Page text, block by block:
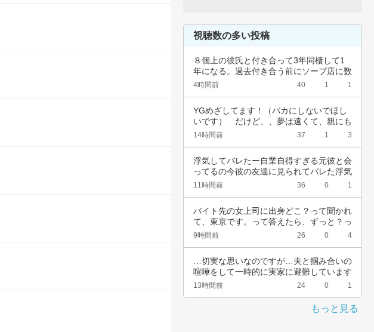
視聴数の多い投稿
８個上の彼氏と付き合って3年同棲して1
年になる。過去付き合う前にソープ店に数
回行って…
4時間前 40 1 1
YGめざしてます！（バカにしないでほし
いです）　だけど、、夢は遠くて、親にも
言えない…
14時間前 37 1 3
浮気してバレたー自業自得すぎる元彼と会
ってるの今彼の友達に見られてバレた浮気
女として…
11時間前 36 0 1
バイト先の女上司に出身どこ？って聞かれ
て、東京です。って答えたら、ずっと？っ
て聞かれ…
9時間前 26 0 4
…切実な思いなのですが…夫と掴み合いの
喧嘩をして一時的に実家に避難しています
が…実家…
13時間前 24 0 1
もっと見る